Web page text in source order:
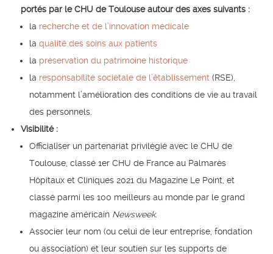
portés par le CHU de Toulouse autour des axes suivants :
la recherche et de l’innovation médicale
la qualité des soins aux patients
la préservation du patrimoine historique
la responsabilité sociétale de l’établissement (RSE),
notamment l’amélioration des conditions de vie au travail
des personnels.
Visibilité :
Officialiser un partenariat privilégié avec le CHU de
Toulouse, classé 1er CHU de France au Palmarès
Hôpitaux et Cliniques 2021 du Magazine Le Point, et
classé parmi les 100 meilleurs au monde par le grand
magazine américain Newsweek.
Associer leur nom (ou celui de leur entreprise, fondation
ou association) et leur soutien sur les supports de